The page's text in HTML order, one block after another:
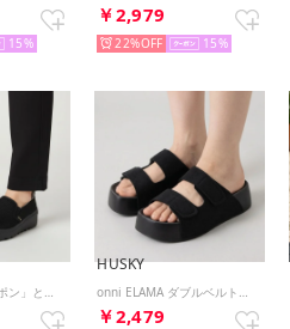
15
￥2,979
22% 15
HUSKY
￥2,479